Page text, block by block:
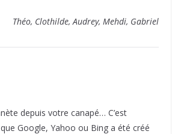
Théo, Clothilde, Audrey, Mehdi, Gabriel
depuis votre canapé… C’est
Google, Yahoo ou Bing a été créé